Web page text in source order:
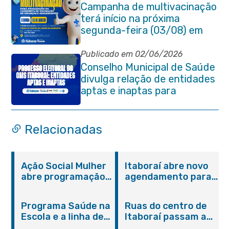
Campanha de multivacinação
terá início na próxima
segunda-feira (03/08) em
Itaboraí
Publicado em 02/06/2026
Conselho Municipal de Saúde
divulga relação de entidades
aptas e inaptas para
processo eleitoral do
quadriênio 2026-2030
Relacionadas
Ação Social Mulher
abre programação
serviços gratuitos e
orientações
Itaboraí abre novo
agendamento para
Programa Saúde na
Escola e a linha de
Ruas do centro de
Itaboraí passam a